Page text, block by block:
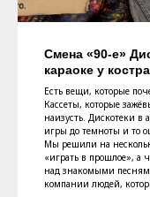
Смена «90-е»
караоке у
Есть вещи, которые
Кассеты, которые
наизусть. Дискотеки в
игры до темноты и то
Мы решили на
«играть в прошлое», а
над знакомыми
компании людей,